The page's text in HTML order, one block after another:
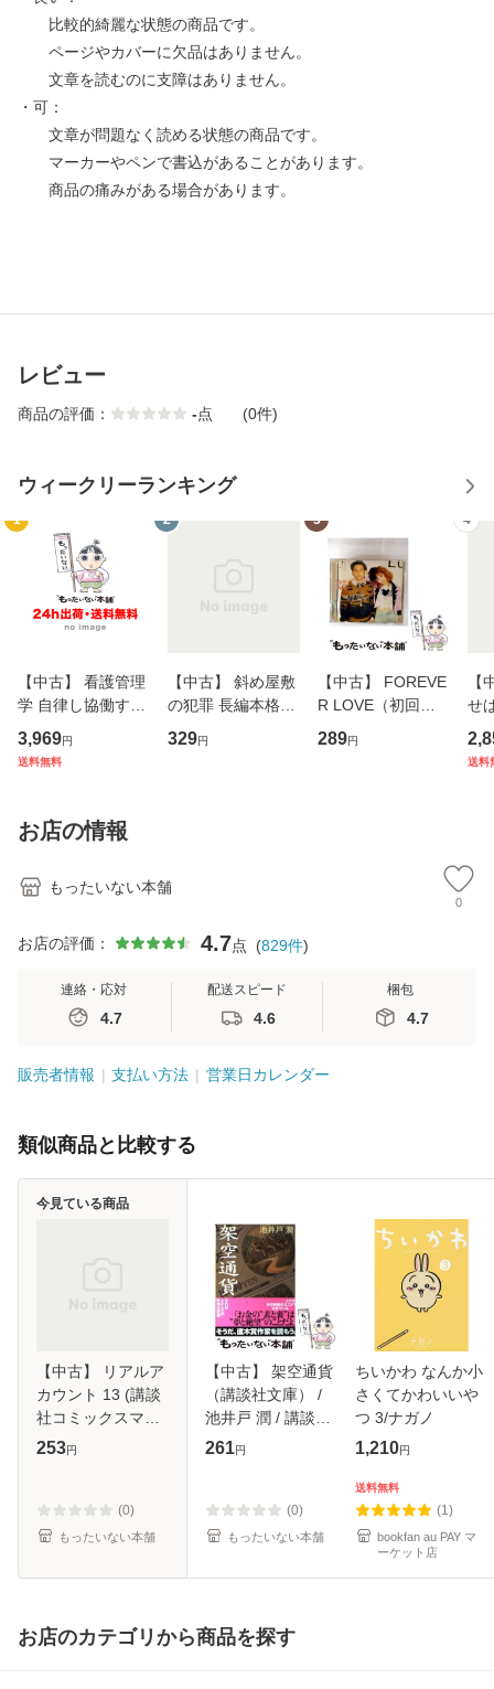
比較的綺麗な状態の商品です。
ページやカバーに欠品はありません。
文章を読むのに支障はありません。
・可：
文章が問題なく読める状態の商品です。
マーカーやペンで書込があることがあります。
商品の痛みがある場合があります。
レビュー
商品の評価： -点 (0件)
ウィークリーランキング
1
【中古】 看護管理
学 自律し協働する
専門職の看護マネ
ジメントスキル 改
恵 藤本幸三 / 南江
堂 [単行
3,969円
送料無料
2
【中古】 斜め屋敷
の犯罪 長編本格推
理小説 (光文社文
庫) / 島田荘司 / 光
329円
3
【中古】 FOREVE
R LOVE（初回生
産限定盤） / 清水
翔太×加藤ミリヤ /
289円
4
【
せ
タ
送料
お店の情報
もったいない本舗
0
お店の評価： 4.7点 (829件)
連絡・応対
4.7
配送スピード
4.6
梱包
4.7
販売者情報 支払い方法 営業日カレンダー
類似商品と比較する
【中古】 リアルア
カウント 13 (講談
社コミックスマガ
ジン KCM5850) /
ク]【メール便送料
無料】
253円
(0)
もったいない本舗
今見ている商品
【中古】 架空通貨
（講談社文庫） /
池井戸 潤 / 講談社
[文庫]【メール便送
261円
(0)
もったいない本舗
ちいかわ なんか小
さくてかわいいや
つ 3/ナガノ
1,210円
送料無料
(1)
bookfan au PAY マ
ーケット店
お店のカテゴリから商品を探す